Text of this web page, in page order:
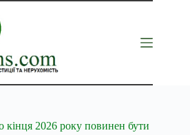
кінця 2026 року повинен бути